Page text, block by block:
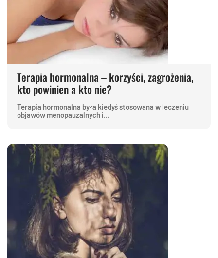
Terapia hormonalna – korzyści, zagrożenia,
kto powinien a kto nie?
Terapia hormonalna była kiedyś stosowana w leczeniu
objawów menopauzalnych i...